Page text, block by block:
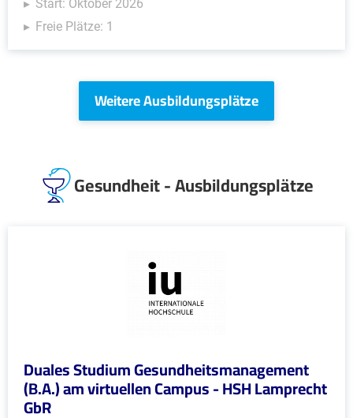
Start: Oktober 2026
Freie Plätze: 1
Weitere Ausbildungsplätze
Gesundheit - Ausbildungsplätze
Duales Studium Gesundheitsmanagement
(B.A.) am virtuellen Campus - HSH Lamprecht
GbR